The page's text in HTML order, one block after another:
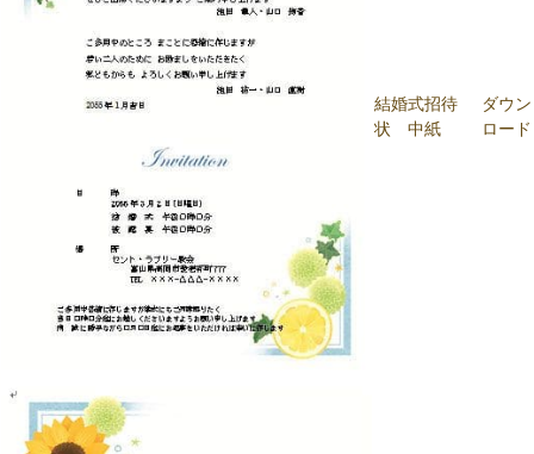
結婚式招待
状 中紙
ダウン
ロード